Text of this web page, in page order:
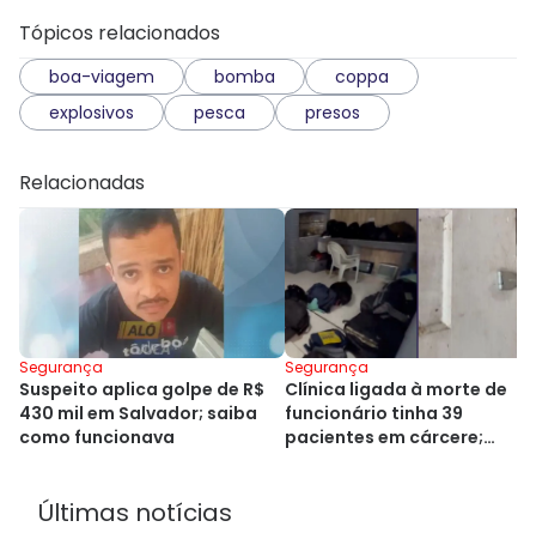
Tópicos relacionados
boa-viagem bomba
coppa
explosivos
pesca presos
Relacionadas
Segurança
Suspeito aplica golpe de R$
430 mil em Salvador; saiba
como funcionava
Segurança
Clínica ligada à morte de
funcionário tinha 39
pacientes em cárcere;
Últimas notícias